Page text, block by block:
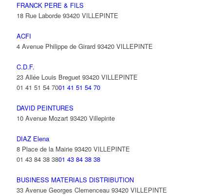
FRANCK PERE & FILS
18 Rue Laborde 93420 VILLEPINTE
ACFI
4 Avenue Philippe de Girard 93420 VILLEPINTE
C.D.F.
23 Allée Louis Breguet 93420 VILLEPINTE
01 41 51 54 7001 41 51 54 70
DAVID PEINTURES
10 Avenue Mozart 93420 Villepinte
DIAZ Elena
8 Place de la Mairie 93420 VILLEPINTE
01 43 84 38 3801 43 84 38 38
BUSINESS MATERIALS DISTRIBUTION
33 Avenue Georges Clemenceau 93420 VILLEPINTE